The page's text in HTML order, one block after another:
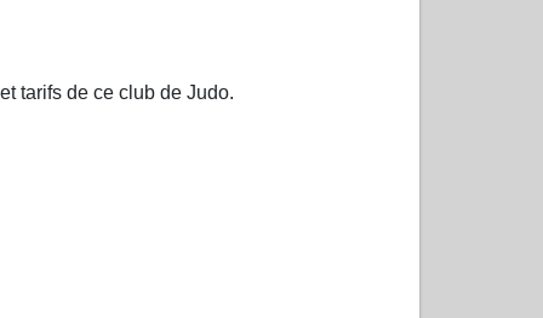
tarifs de ce club de Judo.